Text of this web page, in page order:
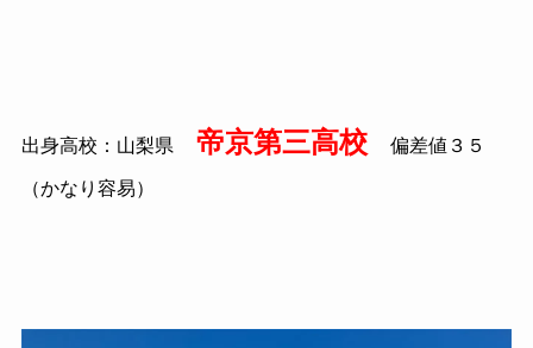
出身高校：山梨県 帝京第三高校 偏差値３５
（かなり容易）